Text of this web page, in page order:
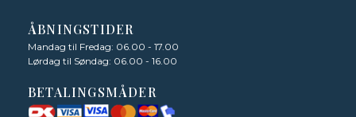
ÅBNINGSTIDER
Mandag til Fredag: 06.00 - 17.00
Lørdag til Søndag: 06.00 - 16.00
BETALINGSMÅDER